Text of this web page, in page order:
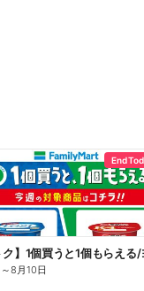
End
～8月10日